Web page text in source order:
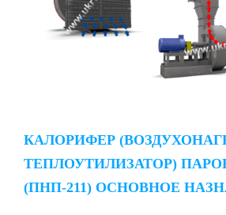
КАЛОРИФЕР
ТЕПЛОУТИЛИЗАТОР)
(ПНП-211) ОСНОВНОЕ